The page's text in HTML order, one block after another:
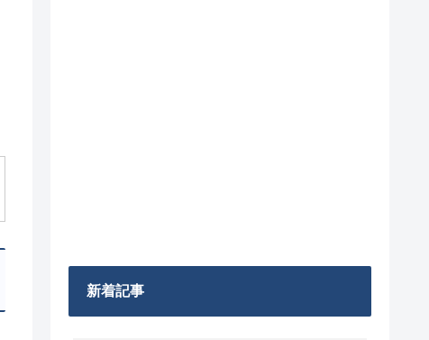
新着記事